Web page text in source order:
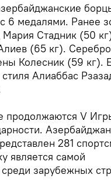
6 медалями. Ранее
Мария Стадник (50
(65 кг).
Колесник (59 кг).
Алиаббас
продолжаются V
281
является самой
зарубежных